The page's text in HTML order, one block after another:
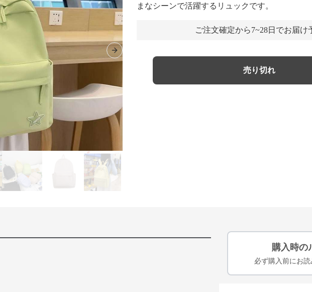
Next slide
まなシーンで活躍するリュックです。
ご注文確定から7~28日でお届け
売り切れ
購入時の
必ず購入前にお読